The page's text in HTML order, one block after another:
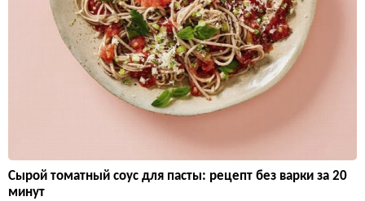
Сырой томатный соус для пасты: рецепт без варки за 20
минут